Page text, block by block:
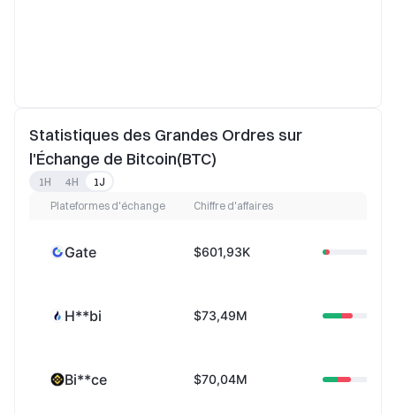
Statistiques des Grandes Ordres sur
l'Échange de Bitcoin(BTC)
1H 4H
1J
Plateformes d'échange
Chiffre d'affaires
Gate $601,93K
H**bi $73,49M
Bi**ce $70,04M